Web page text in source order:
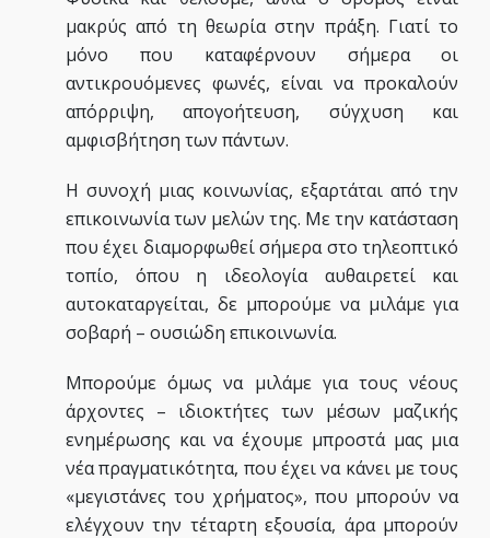
μακρύς από τη θεωρία στην πράξη. Γιατί το
μόνο που καταφέρνουν σήμερα οι
αντικρουόμενες φωνές, είναι να προκαλούν
απόρριψη, απογοήτευση, σύγχυση και
αμφισβήτηση των πάντων.
Η συνοχή μιας κοινωνίας, εξαρτάται από την
επικοινωνία των μελών της. Με την κατάσταση
που έχει διαμορφωθεί σήμερα στο τηλεοπτικό
τοπίο, όπου η ιδεολογία αυθαιρετεί και
αυτοκαταργείται, δε μπορούμε να μιλάμε για
σοβαρή – ουσιώδη επικοινωνία.
Μπορούμε όμως να μιλάμε για τους νέους
άρχοντες – ιδιοκτήτες των μέσων μαζικής
ενημέρωσης και να έχουμε μπροστά μας μια
νέα πραγματικότητα, που έχει να κάνει με τους
«μεγιστάνες του χρήματος», που μπορούν να
ελέγχουν την τέταρτη εξουσία, άρα μπορούν